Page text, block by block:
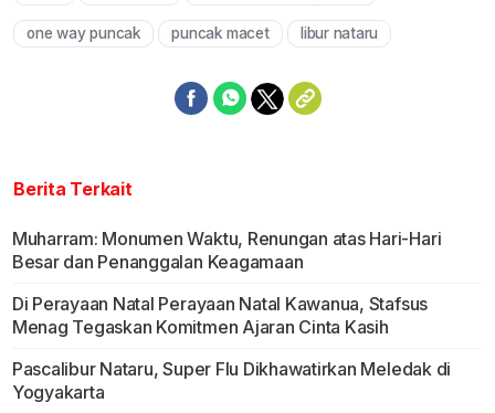
one way puncak puncak macet libur nataru
Berita Terkait
Muharram: Monumen Waktu, Renungan atas Hari-Hari
Besar dan Penanggalan Keagamaan
Di Perayaan Natal Perayaan Natal Kawanua, Stafsus
Menag Tegaskan Komitmen Ajaran Cinta Kasih
Pascalibur Nataru, Super Flu Dikhawatirkan Meledak di
Yogyakarta